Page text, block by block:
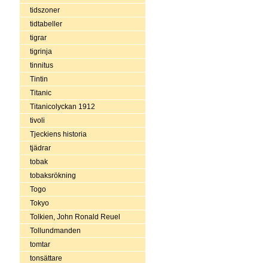
tidszoner
tidtabeller
tigrar
tigrinja
tinnitus
Tintin
Titanic
Titanicolyckan 1912
tivoli
Tjeckiens historia
tjädrar
tobak
tobaksrökning
Togo
Tokyo
Tolkien, John Ronald Reuel
Tollundmanden
tomtar
tonsättare